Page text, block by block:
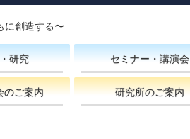
に創造する〜
研究 セミナー・講演会
のご案内 研究所のご案内